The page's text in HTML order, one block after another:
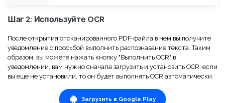
Шаг 2: Используйте OCR
После открытия отсканированного PDF-файла в нем вы получите
уведомление с просьбой выполнить распознавание текста. Таким
образом, вы можете нажать кнопку "Выполнить OCR" в
уведомлении, вам нужно сначала загрузить и установить OCR, если
вы еще не установили, то он будет выполнять OCR автоматически.
Загрузить в Google Play